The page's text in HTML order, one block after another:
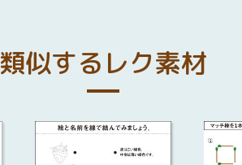
類似するレク素材